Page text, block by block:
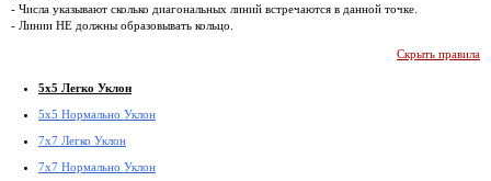
- Числа указывают сколько диагональных линий встречаются в данной точке.
- Линии НЕ должны образовывать кольцо.
Скрыть правила
5x5 Легко Уклон
5x5 Нормально Уклон
7x7 Легко Уклон
7x7 Нормально Уклон